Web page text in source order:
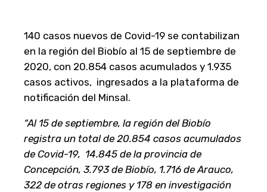
140 casos nuevos de Covid-19 se contabilizan
en la región del Biobío al 15 de septiembre de
2020, con 20.854 casos acumulados y 1.935
casos activos, ingresados a la plataforma de
notificación del Minsal.
“Al 15 de septiembre, la región del Biobío
registra un total de 20.854 casos acumulados
de Covid-19, 14.845 de la provincia de
Concepción, 3.793 de Biobío, 1.716 de Arauco,
322 de otras regiones y 178 en investigación